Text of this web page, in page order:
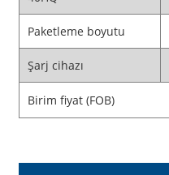
Paketleme boyutu
Şarj cihazı
Birim fiyat (FOB)